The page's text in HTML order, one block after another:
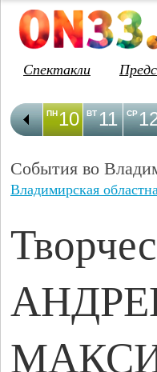
Спектакли
10
ПН 11
ВТ СР
События во
Владимирская